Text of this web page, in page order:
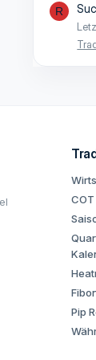
R
Pip